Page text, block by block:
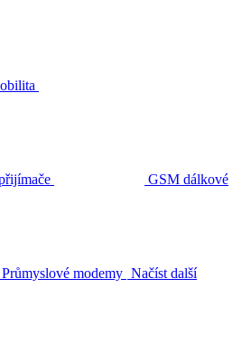
GSM dálkové
Průmyslové modemy Načíst další